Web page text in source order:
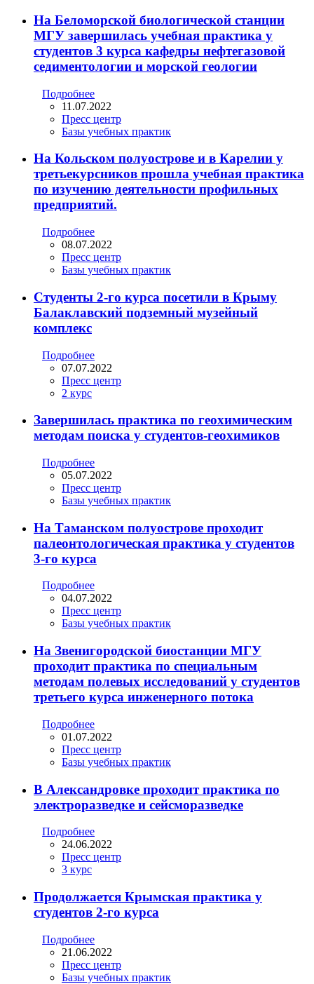
На Беломорской биологической станции
МГУ завершилась учебная практика у
студентов 3 курса кафедры нефтегазовой
седиментологии и морской геологии
Подробнее
11.07.2022
Пресс центр
Базы учебных практик
На Кольском полуострове и в Карелии у
третьекурсников прошла учебная практика
по изучению деятельности профильных
предприятий.
Подробнее
08.07.2022
Пресс центр
Базы учебных практик
Студенты 2-го курса посетили в Крыму
Балаклавский подземный музейный
комплекс
Подробнее
07.07.2022
Пресс центр
2 курс
Завершилась практика по геохимическим
методам поиска у студентов-геохимиков
Подробнее
05.07.2022
Пресс центр
Базы учебных практик
На Таманском полуострове проходит
палеонтологическая практика у студентов
3-го курса
Подробнее
04.07.2022
Пресс центр
Базы учебных практик
На Звенигородской биостанции МГУ
проходит практика по специальным
методам полевых исследований у студентов
третьего курса инженерного потока
Подробнее
01.07.2022
Пресс центр
Базы учебных практик
В Александровке проходит практика по
электроразведке и сейсморазведке
Подробнее
24.06.2022
Пресс центр
3 курс
Продолжается Крымская практика у
студентов 2-го курса
Подробнее
21.06.2022
Пресс центр
Базы учебных практик